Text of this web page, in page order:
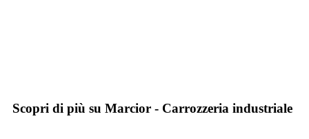
Scopri di più su Marcior - Carrozzeria industriale